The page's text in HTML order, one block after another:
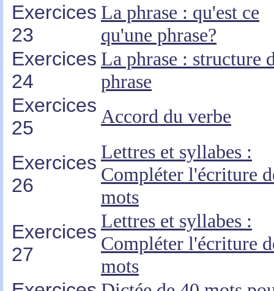
Exercices
23
La phrase : qu'est ce
qu'une phrase?
Exercices
24
La phrase : structure
phrase
Exercices
25
Accord du verbe
Exercices
26
Lettres et syllabes :
Compléter l'écriture
mots
Exercices
27
Lettres et syllabes :
Compléter l'écriture
mots